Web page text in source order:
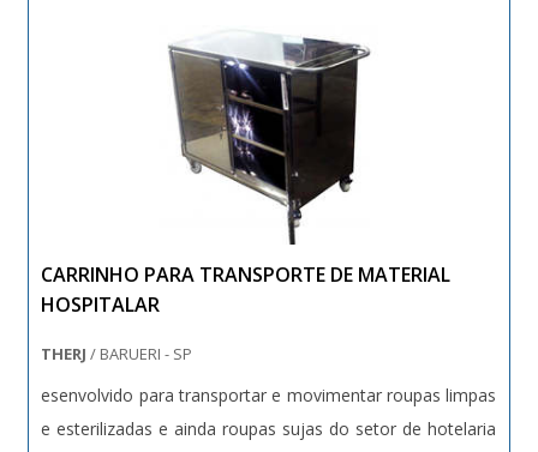
CARRINHO PARA TRANSPORTE DE MATERIAL
HOSPITALAR
THERJ / BARUERI - SP
esenvolvido para transportar e movimentar roupas limpas
e esterilizadas e ainda roupas sujas do setor de hotelaria